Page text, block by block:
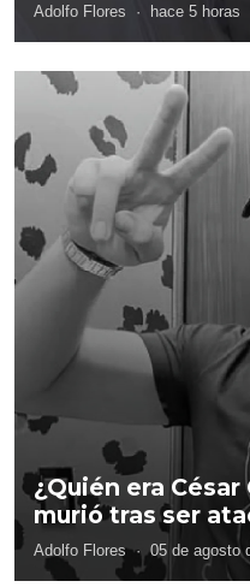
Adolfo Flores · hace 5 horas
¿Quién era
murió tras ser
Adolfo Flores · 05 de agosto